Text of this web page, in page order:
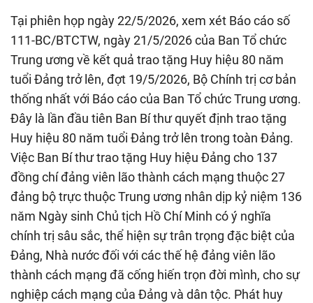
Tại phiên họp ngày 22/5/2026, xem xét Báo cáo số
111-BC/BTCTW, ngày 21/5/2026 của Ban Tổ chức
Trung ương về kết quả trao tặng Huy hiệu 80 năm
tuổi Đảng trở lên, đợt 19/5/2026, Bộ Chính trị cơ bản
thống nhất với Báo cáo của Ban Tổ chức Trung ương.
Đây là lần đầu tiên Ban Bí thư quyết định trao tặng
Huy hiệu 80 năm tuổi Đảng trở lên trong toàn Đảng.
Việc Ban Bí thư trao tặng Huy hiệu Đảng cho 137
đồng chí đảng viên lão thành cách mạng thuộc 27
đảng bộ trực thuộc Trung ương nhân dịp kỷ niệm 136
năm Ngày sinh Chủ tịch Hồ Chí Minh có ý nghĩa
chính trị sâu sắc, thể hiện sự trân trọng đặc biệt của
Đảng, Nhà nước đối với các thế hệ đảng viên lão
thành cách mạng đã cống hiến trọn đời mình, cho sự
nghiệp cách mạng của Đảng và dân tộc. Phát huy